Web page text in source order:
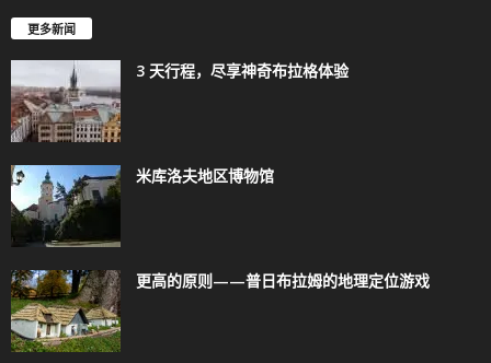
更多新闻
3 天行程，尽享神奇布拉格体验
米库洛夫地区博物馆
更高的原则——普日布拉姆的地理定位游戏